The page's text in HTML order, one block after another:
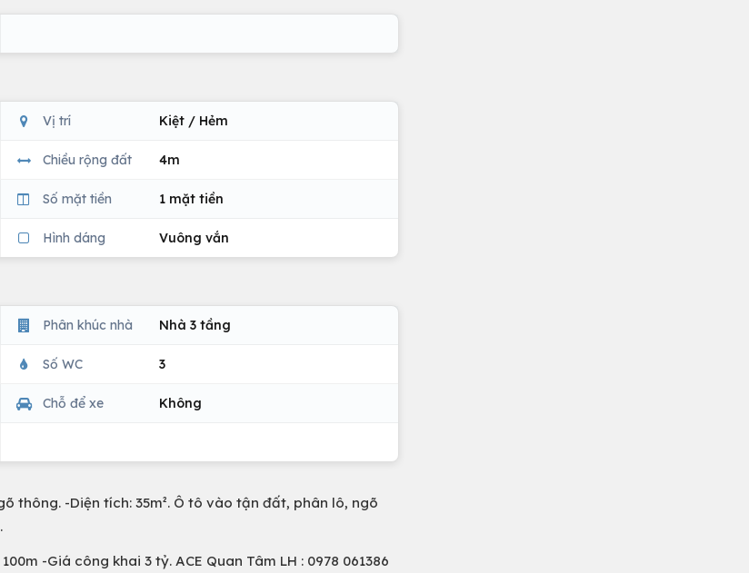
Vị trí Kiệt / Hẻm
Chiều rộng đất 4m
Số mặt tiền 1 mặt tiền
Hình dáng Vuông vắn
Phân khúc nhà Nhà 3 tầng
Số WC 3
Chỗ để xe Không
thông. -Diện tích: 35m². Ô tô vào tận đất, phân lô, ngõ
-Giá công khai 3 tỷ. ACE Quan Tâm LH : 0978 061386